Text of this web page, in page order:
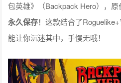
包英雄》（Backpack Hero），
永久保存！这款结合了
能让你沉迷其中，手慢无哦！